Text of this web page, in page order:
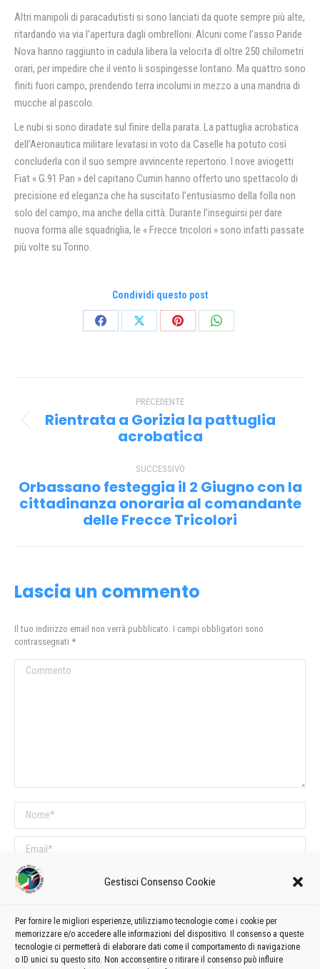
Gestisci Consenso Cookie
Per fornire le migliori esperienze, utilizziamo tecnologie come i cookie per
memorizzare e/o accedere alle informazioni del dispositivo. Il consenso a queste
tecnologie ci permetterà di elaborare dati come il comportamento di navigazione
o ID unici su questo sito. Non acconsentire o ritirare il consenso può influire
Altri manipoli di paracadutisti si sono lanciati da quote sempre più alte,
ritardando via via l’apertura dagli ombrelloni. Alcuni come l’asso Paride
Nova hanno raggiunto in cadula libera la velocita dl oltre 250 chilometri
orari, per impedire che il vento li sospingesse lontano. Ma quattro sono
finiti fuori campo, prendendo terra incolumi in mezzo a una mandria di
mucche al pascolo.
Le nubi si sono diradate sul finire della parata. La pattuglia acrobatica
dell’Aeronautica militare levatasi in voto da Caselle ha potuto così
concluderla con il suo sempre avvincente repertorio. I nove aviogetti
Fiat « G.91 Pan » del capitano Cumin hanno offerto uno spettacolo di
precisione ed eleganza che ha suscitato l’entusiasmo della folla non
solo del campo, ma anche della città. Durante l’inseguirsi per dare
nuova forma alle squadriglia, le « Frecce tricolori » sono infatti passate
più volte su Torino.
Condividi questo post
CondividiCondividiCondividiCondividi
tra PRECEDENTE
Post
precedente:
Rientrata a Gorizia la pattuglia
acrobatica
SUCCESSIVO
Prossimo
post:
Orbassano festeggia il 2 Giugno con la
cittadinanza onoraria al comandante
delle Frecce Tricolori
Lascia un commento
Il tuo indirizzo email non verrà pubblicato. I campi obbligatori sono
contrassegnati *
Commento
Nome *
Email *
Sito web
COMMENTI SUL POST
Questo sito utilizza Akismet per ridurre lo spam.Scopri come vengono